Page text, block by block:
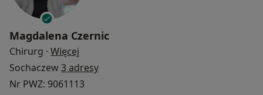
Magdalena Czernic
Chirurg · Więcej
Sochaczew3 adresy
Nr PWZ: 9061113